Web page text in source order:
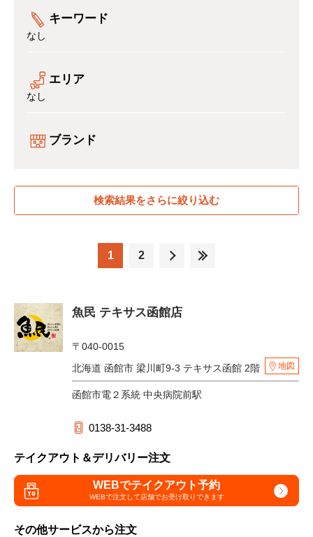
キーワード
なし
エリア
なし
ブランド
検索結果をさらに絞り込む
1 2
魚民 テキサス函館店
〒040-0015
北海道 函館市 梁川町9-3 テキサス函館 2階
地図
函館市電２系統 中央病院前駅
0138-31-3488
テイクアウト＆デリバリー注文
WEBでテイクアウト予約
WEBで注文して店舗でお受け取りできます
その他サービスから注文